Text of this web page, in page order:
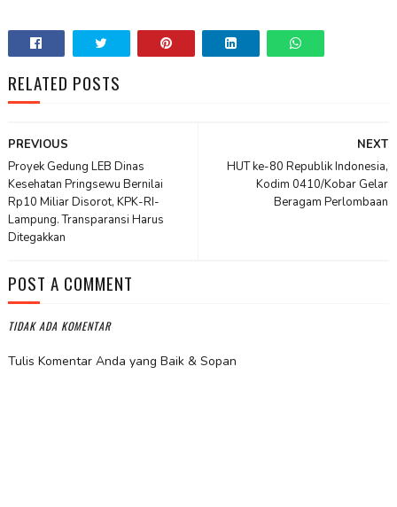
RELATED POSTS
NEXT
HUT ke-80 Republik Indonesia,
Kodim 0410/Kobar Gelar
Beragam Perlombaan
PREVIOUS
Proyek Gedung LEB Dinas
Kesehatan Pringsewu Bernilai
Rp10 Miliar Disorot, KPK-RI-
Lampung. Transparansi Harus
Ditegakkan
POST A COMMENT
TIDAK ADA KOMENTAR
Tulis Komentar Anda yang Baik & Sopan